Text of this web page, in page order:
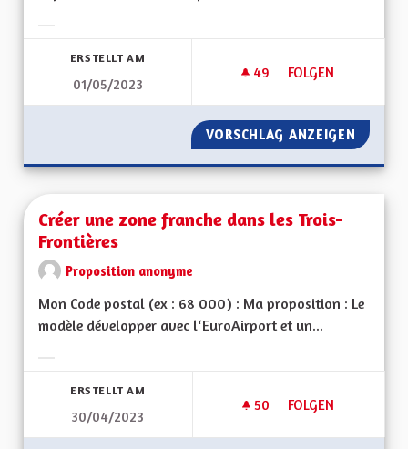
ERSTELLT AM
01/05/2023
49 49 FOLLOWER
FOLGEN
CRÉER DES
VORSCHLAG ANZEIGEN
Créer une zone franche dans les Trois-
Frontières
Proposition anonyme
Mon Code postal (ex : 68 000) : Ma proposition : Le
modèle développer avec l‘EuroAirport et un...
ERSTELLT AM
30/04/2023
50 50 FOLLOWER
FOLGEN
CRÉER UNE ZONE